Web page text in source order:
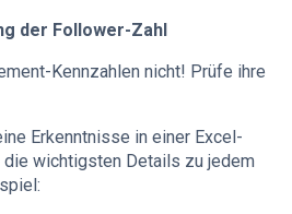
der Follower-Zahl
Kennzahlen nicht! Prüfe ihre
Erkenntnisse in einer Excel-
wichtigsten Details zu jedem